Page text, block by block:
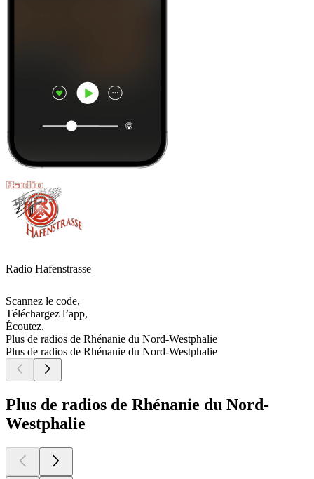
Radio Hafenstrasse
Scannez le code,
Téléchargez l’app,
Écoutez.
Plus de radios de Rhénanie du Nord-Westphalie
Plus de radios de Rhénanie du Nord-Westphalie
Plus de radios de Rhénanie du Nord-
Westphalie